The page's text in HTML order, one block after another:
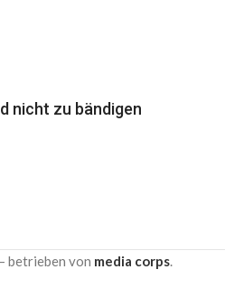
nicht zu bändigen
betrieben von media corps.